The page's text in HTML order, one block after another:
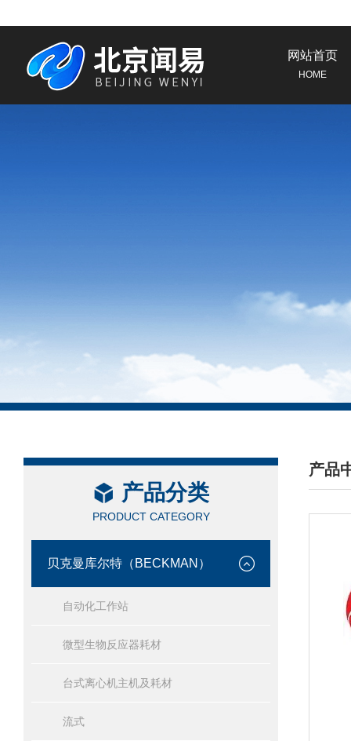
网站首页
HOME
产品分类
PRODUCT CATEGORY
贝克曼库尔特（BECKMAN）
自动化工作站
微型生物反应器耗材
台式离心机主机及耗材
流式
产品
/